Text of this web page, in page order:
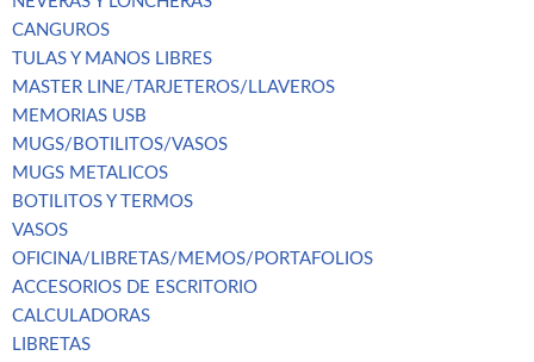
CANGUROS
TULAS Y MANOS LIBRES
MASTER LINE/TARJETEROS/LLAVEROS
MEMORIAS USB
MUGS/BOTILITOS/VASOS
MUGS METALICOS
BOTILITOS Y TERMOS
VASOS
OFICINA/LIBRETAS/MEMOS/PORTAFOLIOS
ACCESORIOS DE ESCRITORIO
CALCULADORAS
LIBRETAS